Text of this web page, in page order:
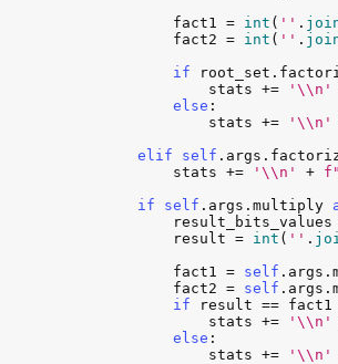
fact1 = int ( '' .
fact2 = int ( '' .
if
root_set .
stats += '\\n'
else :
stats += '\\n'
elif
self . args .
stats += '\\n' +
if
self . args . multiply
result_bits_values
result = int ( '' .
fact1 = self . args .
fact2 = self . args .
if
result == fact1
stats += '\\n'
else :
stats += '\\n'